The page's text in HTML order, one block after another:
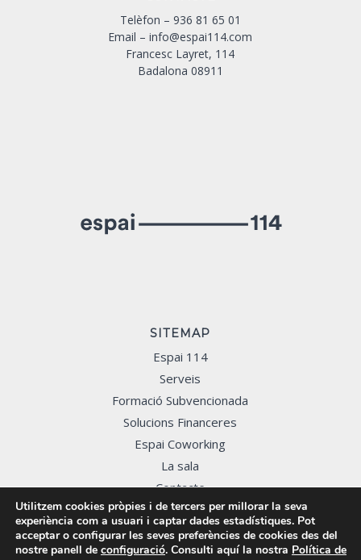
Telèfon – 936 81 65 01
Email –info@espai114.com
Francesc Layret, 114
Badalona 08911
SITEMAP
Espai 114
Serveis
Formació Subvencionada
Solucions Financeres
Espai Coworking
La sala
Contacte
Utilitzem cookies pròpies i de tercers per millorar la seva
experiència com a usuari i captar dades estadístiques. Pot
acceptar o configurar les seves preferències de cookies des del
nostre panell de configuració. Consulti aquí la nostra Política de